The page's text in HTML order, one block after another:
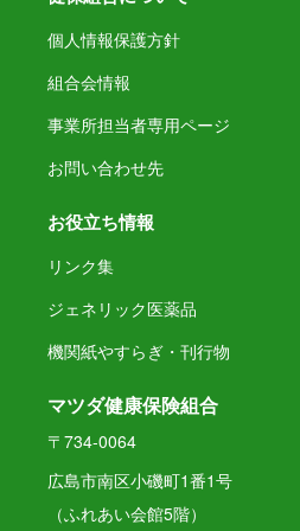
個人情報保護方針
組合会情報
事業所担当者専用ページ
お問い合わせ先
お役立ち情報
リンク集
ジェネリック医薬品
機関紙やすらぎ・刊行物
マツダ健康保険組合
〒734-0064
広島市南区小磯町1番1号
（ふれあい会館5階）